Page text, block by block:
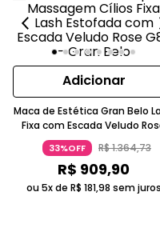
Adicionar
Maca de Estética Gran Belo
Fixa com Escada Veludo
G83
33%OFF R$1.364,73
R$ 909,90
ou 5x de R$ 181,98 sem juros